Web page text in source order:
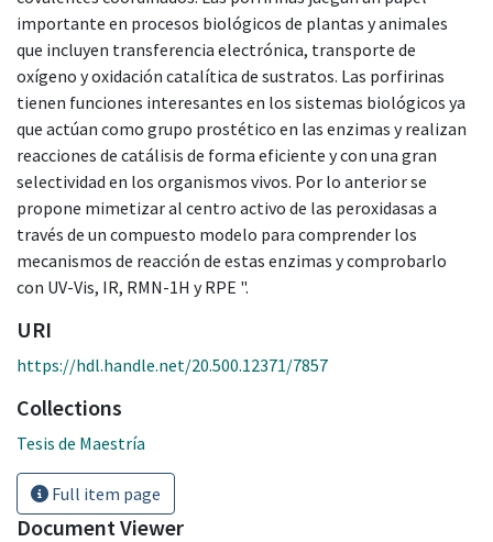
importante en procesos biológicos de plantas y animales
que incluyen transferencia electrónica, transporte de
oxígeno y oxidación catalítica de sustratos. Las porfirinas
tienen funciones interesantes en los sistemas biológicos ya
que actúan como grupo prostético en las enzimas y realizan
reacciones de catálisis de forma eficiente y con una gran
selectividad en los organismos vivos. Por lo anterior se
propone mimetizar al centro activo de las peroxidasas a
través de un compuesto modelo para comprender los
mecanismos de reacción de estas enzimas y comprobarlo
con UV-Vis, IR, RMN-1H y RPE ".
URI
https://hdl.handle.net/20.500.12371/7857
Collections
Tesis de Maestría
Full item page
Document Viewer